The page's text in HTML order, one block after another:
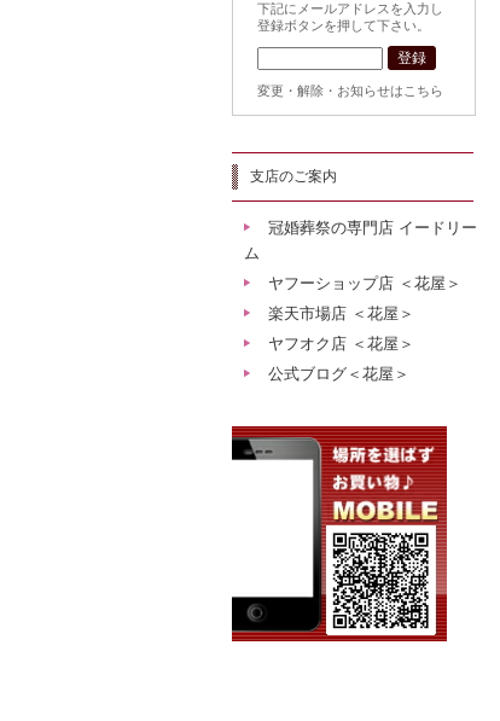
下記にメールアドレスを入力し
登録ボタンを押して下さい。
変更・解除・お知らせはこちら
支店のご案内
冠婚葬祭の専門店 イードリー
ム
ヤフーショップ店 ＜花屋＞
楽天市場店 ＜花屋＞
ヤフオク店 ＜花屋＞
公式ブログ＜花屋＞